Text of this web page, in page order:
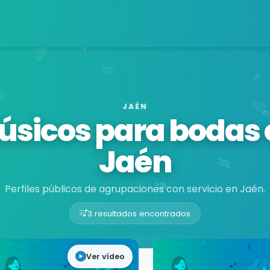
JAÉN
para bodas
Jaén
Perfiles públicos de agrupaciones con servicio en Jaén.
3 resultados encontrados
Ver vídeo